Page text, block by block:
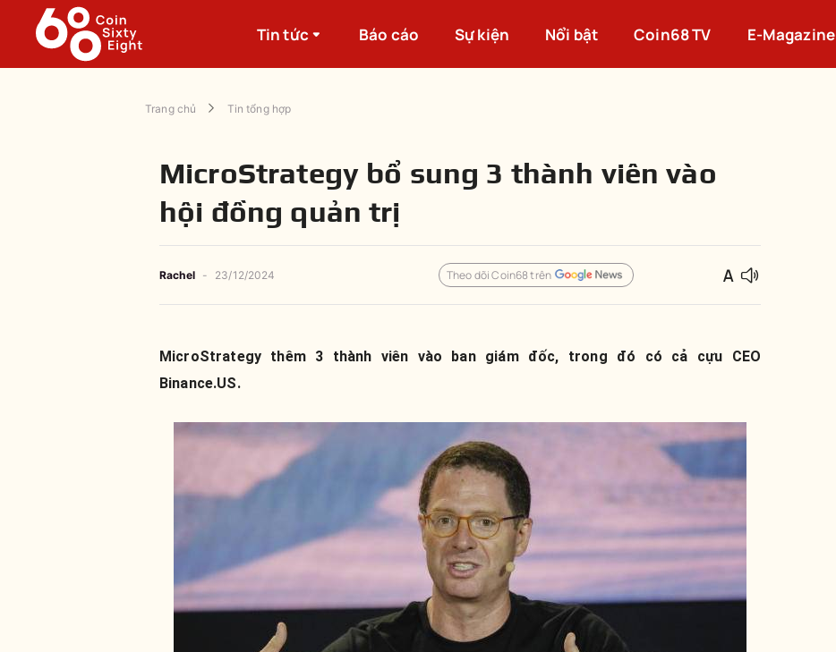
Tin tức Báo cáo Sự kiện Nổi bật Coin68 TV E-Magazine
Trang chủ Tin tổng hợp
MicroStrategy bổ sung 3 thành viên vào
hội đồng quản trị
Rachel - 23/12/2024 Theo dõi Coin68 trên
MicroStrategy thêm 3 thành viên vào ban giám đốc, trong đó có cả cựu CEO
Binance.US.